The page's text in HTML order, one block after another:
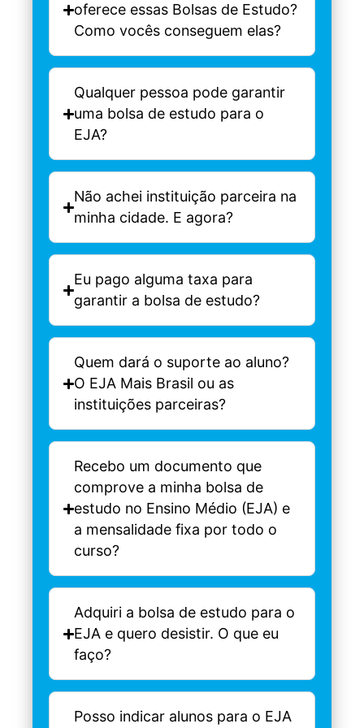
oferece essas Bolsas de Estudo?
Como vocês conseguem elas?
Qualquer pessoa pode garantir
uma bolsa de estudo para o
EJA?
Não achei instituição parceira na
minha cidade. E agora?
Eu pago alguma taxa para
garantir a bolsa de estudo?
Quem dará o suporte ao aluno?
O EJA Mais Brasil ou as
instituições parceiras?
Recebo um documento que
comprove a minha bolsa de
estudo no Ensino Médio (EJA) e
a mensalidade fixa por todo o
curso?
Adquiri a bolsa de estudo para o
EJA e quero desistir. O que eu
faço?
Posso indicar alunos para o EJA